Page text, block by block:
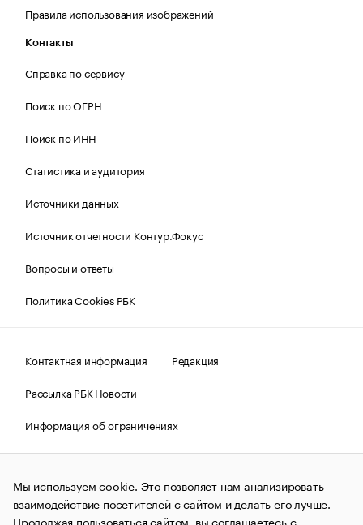
Правила использования изображений
Контакты
Справка по сервису
Поиск по ОГРН
Поиск по ИНН
Статистика и аудитория
Источники данных
Источник отчетности Контур.Фокус
Вопросы и ответы
Политика Cookies РБК
Контактная информация
Редакция
Рассылка РБК Новости
Информация об ограничениях
Правовая информация
О соблюдении авторских прав
© АО «РОСБИЗНЕСКОНСАЛТИНГ»,1995–2026.Сообщения
и материалы информационного агентства «РБК»
(зарегистрировано Федеральной службой по надзору в сфере
Мы используем cookie. Это позволяет нам анализировать
взаимодействие посетителей с сайтом и делать его лучше.
Продолжая пользоваться сайтом, вы соглашаетесь с